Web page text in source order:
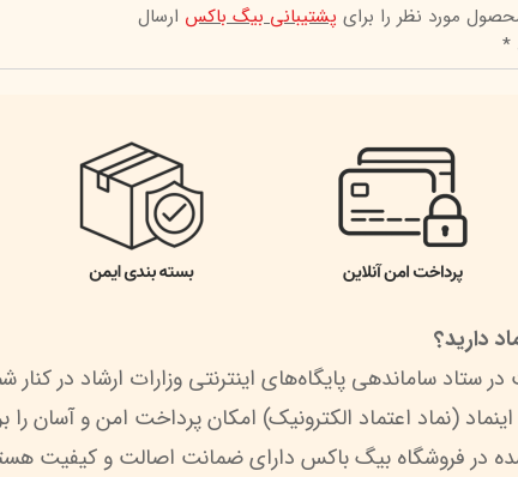
مورد نظر را برای پشتیبانی بیگ باکس ارسال
*
دارید؟
در فروشگاه بیگ باکس دارای ضمانت اصالت و کیفیت